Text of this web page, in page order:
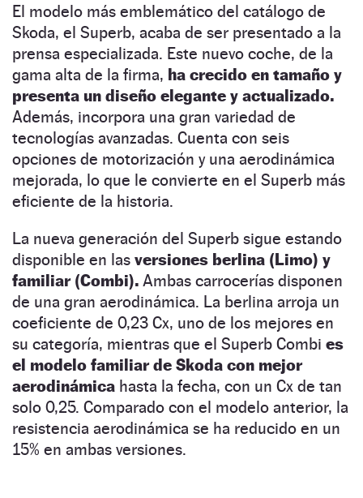
El modelo más emblemático del catálogo de
Skoda, el Superb, acaba de ser presentado a la
prensa especializada. Este nuevo coche, de la
gama alta de la firma, ha crecido en tamaño y
presenta un diseño elegante y actualizado.
Además, incorpora una gran variedad de
tecnologías avanzadas. Cuenta con seis
opciones de motorización y una aerodinámica
mejorada, lo que le convierte en el Superb más
eficiente de la historia.
La nueva generación del Superb sigue estando
disponible en las versiones berlina (Limo) y
familiar (Combi). Ambas carrocerías disponen
de una gran aerodinámica. La berlina arroja un
coeficiente de 0,23 Cx, uno de los mejores en
su categoría, mientras que el Superb Combi es
el modelo familiar de Skoda con mejor
aerodinámica hasta la fecha, con un Cx de tan
solo 0,25. Comparado con el modelo anterior, la
resistencia aerodinámica se ha reducido en un
15% en ambas versiones.